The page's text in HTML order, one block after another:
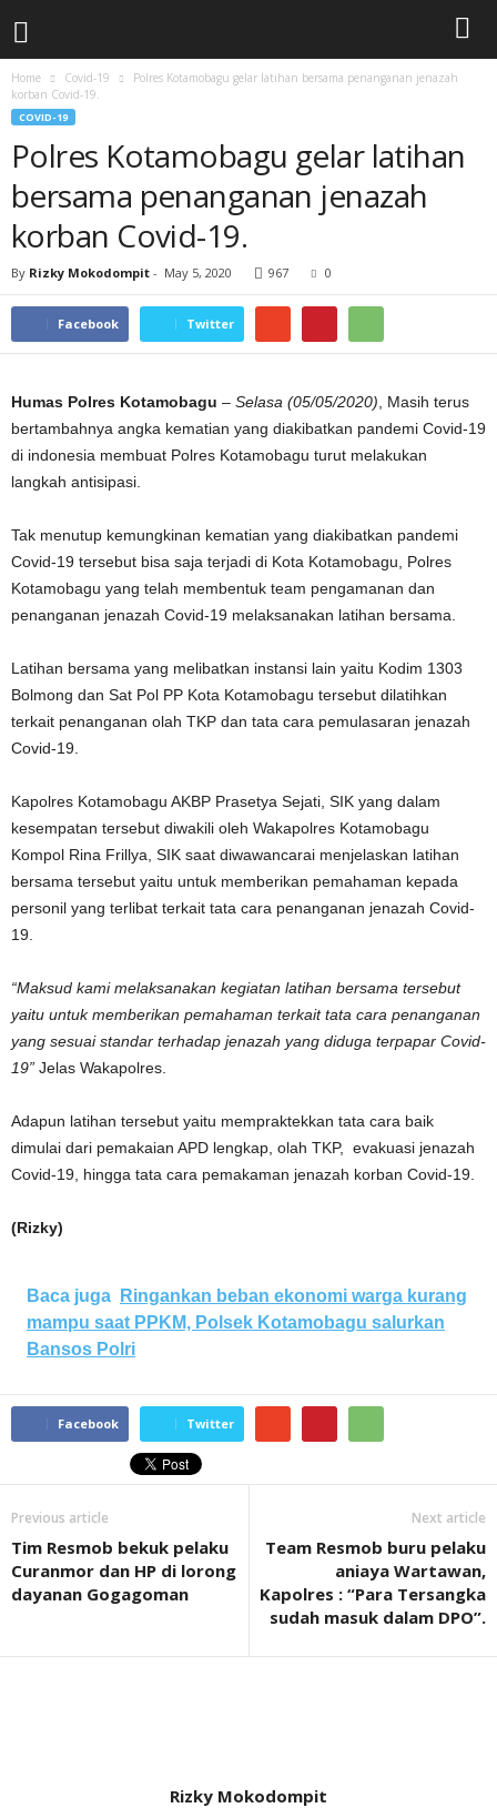
Home Covid-19
Polres Kotamobagu gelar latihan bersama penanganan jenazah
korban Covid-19.
COVID-19
Polres Kotamobagu gelar latihan
bersama penanganan jenazah
korban Covid-19.
By Rizky Mokodompit - May 5, 2020 967 0
Facebook Twitter
Humas Polres Kotamobagu – Selasa (05/05/2020) , Masih terus
bertambahnya angka kematian yang diakibatkan pandemi Covid-19
di indonesia membuat Polres Kotamobagu turut melakukan
langkah antisipasi.
Tak menutup kemungkinan kematian yang diakibatkan pandemi
Covid-19 tersebut bisa saja terjadi di Kota Kotamobagu, Polres
Kotamobagu yang telah membentuk team pengamanan dan
penanganan jenazah Covid-19 melaksanakan latihan bersama.
Latihan bersama yang melibatkan instansi lain yaitu Kodim 1303
Bolmong dan Sat Pol PP Kota Kotamobagu tersebut dilatihkan
terkait penanganan olah TKP dan tata cara pemulasaran jenazah
Covid-19.
Kapolres Kotamobagu AKBP Prasetya Sejati, SIK yang dalam
kesempatan tersebut diwakili oleh Wakapolres Kotamobagu
Kompol Rina Frillya, SIK saat diwawancarai menjelaskan latihan
bersama tersebut yaitu untuk memberikan pemahaman kepada
personil yang terlibat terkait tata cara penanganan jenazah Covid-
19.
“Maksud kami melaksanakan kegiatan latihan bersama tersebut
yaitu untuk memberikan pemahaman terkait tata cara penanganan
yang sesuai standar terhadap jenazah yang diduga terpapar Covid-
19” Jelas Wakapolres.
Adapun latihan tersebut yaitu mempraktekkan tata cara baik
dimulai dari pemakaian APD lengkap, olah TKP, evakuasi jenazah
Covid-19, hingga tata cara pemakaman jenazah korban Covid-19.
(Rizky)
Baca juga
Ringankan beban ekonomi warga kurang
mampu saat PPKM, Polsek Kotamobagu salurkan
Bansos Polri
Facebook Twitter
Previous article
Tim Resmob bekuk pelaku
Curanmor dan HP di lorong
dayanan Gogagoman
Next article
Team Resmob buru pelaku
aniaya Wartawan,
Kapolres : “Para Tersangka
sudah masuk dalam DPO”.
Rizky Mokodompit